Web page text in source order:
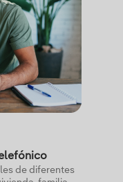
de diferentes